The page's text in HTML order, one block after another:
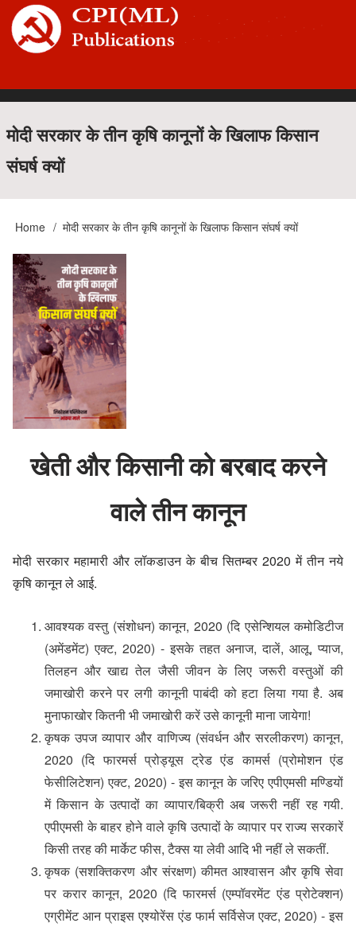
Skip
main
Main
navigation
मोदी सरकार के तीन कृषि कानूनों के खिलाफ किसान
संघर्ष क्यों
Breadcrumb
Home मोदी सरकार के तीन कृषि कानूनों के खिलाफ किसान संघर्ष क्यों
खेती और किसानी को बरबाद करने
वाले तीन कानून
मोदी सरकार महामारी और लॉकडाउन के बीच सितम्बर 2020 में तीन नये
कृषि कानून ले आई.
आवश्यक वस्तु (संशोधन) कानून, 2020 (दि एसेन्शियल कमोडिटीज
(अमेंडमेंट) एक्ट, 2020) - इसके तहत अनाज, दालें, आलू, प्याज,
तिलहन और खाद्य तेल जैसी जीवन के लिए जरूरी वस्तुओं की
जमाखोरी करने पर लगी कानूनी पाबंदी को हटा लिया गया है. अब
मुनाफाखोर कितनी भी जमाखोरी करें उसे कानूनी माना जायेगा!
कृषक उपज व्यापार और वाणिज्य (संवर्धन और सरलीकरण) कानून,
2020 (दि फारमर्स प्रोड्यूस ट्रेड एंड कामर्स (प्रोमोशन एंड
फेसीलिटेशन) एक्ट, 2020) - इस कानून के जरिए एपीएमसी मण्डियों
में किसान के उत्पादों का व्यापार/बिक्री अब जरूरी नहीं रह गयी.
एपीएमसी के बाहर होने वाले कृषि उत्पादों के व्यापार पर राज्य सरकारें
किसी तरह की मार्केट फीस, टैक्स या लेवी आदि भी नहीं ले सकतीं.
कृषक (सशक्तिकरण और संरक्षण) कीमत आश्वासन और कृषि सेवा
पर करार कानून, 2020 (दि फारमर्स (एम्पॉवरमेंट एंड प्रोटेक्शन)
एग्रीमेंट आन प्राइस एश्योरेंस एंड फार्म सर्विसेज एक्ट, 2020) - इस